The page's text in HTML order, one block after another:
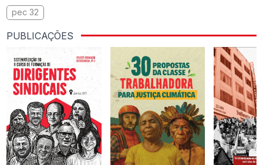
pec 32
PUBLICAÇÕES